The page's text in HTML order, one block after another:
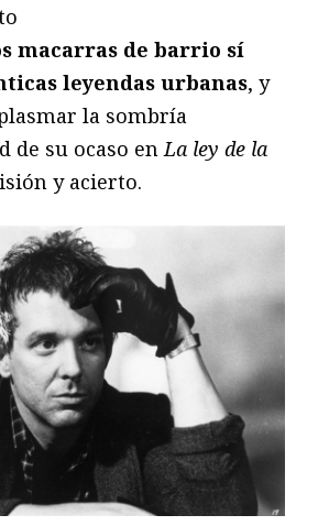
macarras de barrio sí
leyendas urbanas, y
la sombría
de su ocaso en La ley de la
y acierto.